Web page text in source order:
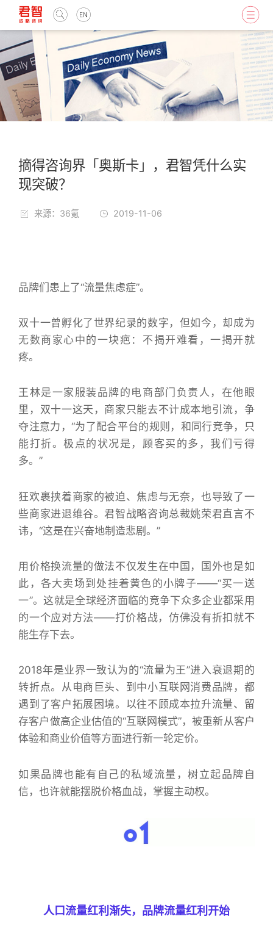
摘得咨询界「奥斯卡」，君智凭什么实
现突破？
来源：36氪 2019-11-06
品牌们患上了“流量焦虑症”。
双十一曾孵化了世界纪录的数字，但如今，却成为
无数商家心中的一块疤：不揭开难看，一揭开就
疼。
王林是一家服装品牌的电商部门负责人，在他眼
里，双十一这天，商家只能去不计成本地引流，争
夺注意力，“为了配合平台的规则，和同行竞争，只
能打折。极点的状况是，顾客买的多，我们亏得
多。”
狂欢裹挟着商家的被迫、焦虑与无奈，也导致了一
些商家进退维谷。君智战略咨询总裁姚荣君直言不
讳，“这是在兴奋地制造悲剧。”
用价格换流量的做法不仅发生在中国，国外也是如
此，各大卖场到处挂着黄色的小牌子——“买一送
一”。这就是全球经济面临的竞争下众多企业都采用
的一个应对方法——打价格战，仿佛没有折扣就不
能生存下去。
2018年是业界一致认为的“流量为王”进入衰退期的
转折点。从电商巨头、到中小互联网消费品牌，都
遇到了客户拓展困境。以往不顾成本拉升流量、留
存客户做高企业估值的“互联网模式”，被重新从客户
体验和商业价值等方面进行新一轮定价。
如果品牌也能有自己的私域流量，树立起品牌自
信，也许就能摆脱价格血战，掌握主动权。
人口流量红利渐失，品牌流量红利开始